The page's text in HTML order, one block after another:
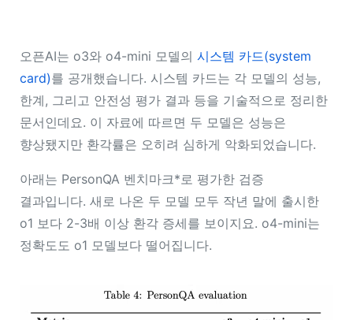
오픈AI는 o3와 o4-mini 모델의 시스템 카드(system
card)를 공개했습니다. 시스템 카드는 각 모델의 성능,
한계, 그리고 안전성 평가 결과 등을 기술적으로 정리한
문서인데요. 이 자료에 따르면 두 모델은 성능은
향상됐지만 환각률은 오히려 심하게 악화되었습니다.
아래는 PersonQA 벤치마크*로 평가한 검증
결과입니다. 새로 나온 두 모델 모두 작년 말에 출시한
o1 보다 2-3배 이상 환각 증세를 보이지요. o4-mini는
정확도도 o1 모델보다 떨어집니다.